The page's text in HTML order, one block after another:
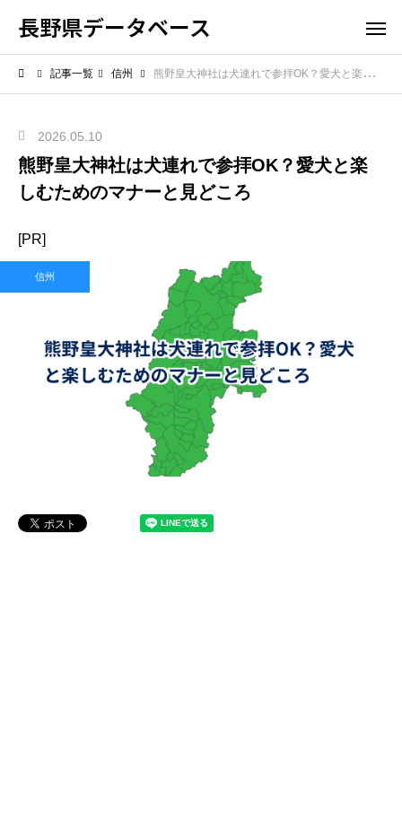
長野県データベース
記事一覧 信州 熊野皇大神社は犬連れで参拝OK？愛犬と楽しむためのマナーと見どころ
2026.05.10
熊野皇大神社は犬連れで参拝OK？愛犬と楽
しむためのマナーと見どころ
[PR]
信州